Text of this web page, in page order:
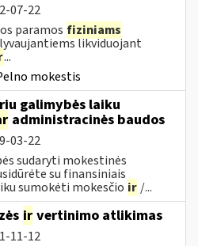
07-22
paramos fiziniams
likviduojant
...
mokestis
galimybės laiku
administracinės baudos
03-22
sudaryti mokestinės
su finansiniais
sumokėti mokesčio ir /...
ir vertinimo atlikimas
11-12